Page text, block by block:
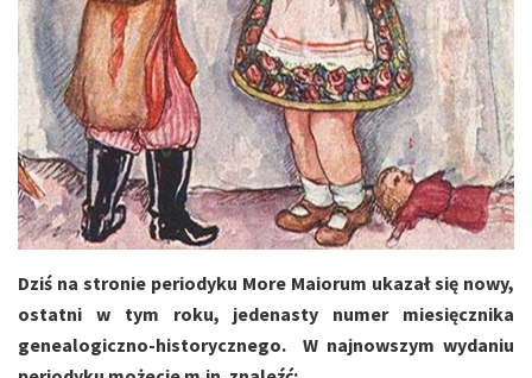
Dziś na stronie periodyku More Maiorum ukazał się nowy,
ostatni w tym roku, jedenasty numer miesięcznika
genealogiczno-historycznego. W najnowszym wydaniu